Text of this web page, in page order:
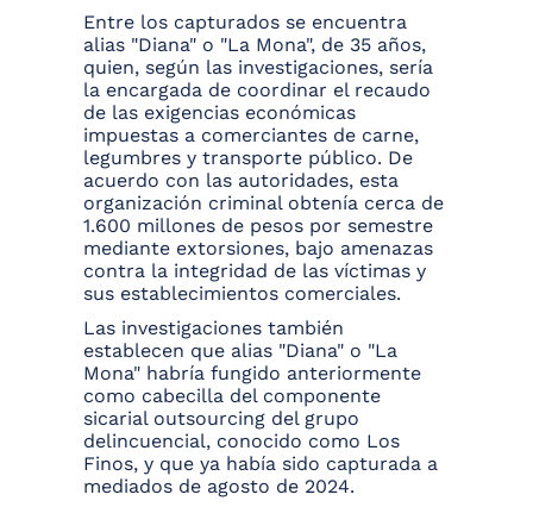
Entre los capturados se encuentra
alias "Diana" o "La Mona", de 35 años,
quien, según las investigaciones, sería
la encargada de coordinar el recaudo
de las exigencias económicas
impuestas a comerciantes de carne,
legumbres y transporte público. De
acuerdo con las autoridades, esta
organización criminal obtenía cerca de
1.600 millones de pesos por semestre
mediante extorsiones, bajo amenazas
contra la integridad de las víctimas y
sus establecimientos comerciales.
Las investigaciones también
establecen que alias "Diana" o "La
Mona" habría fungido anteriormente
como cabecilla del componente
sicarial outsourcing del grupo
delincuencial, conocido como Los
Finos, y que ya había sido capturada a
mediados de agosto de 2024.